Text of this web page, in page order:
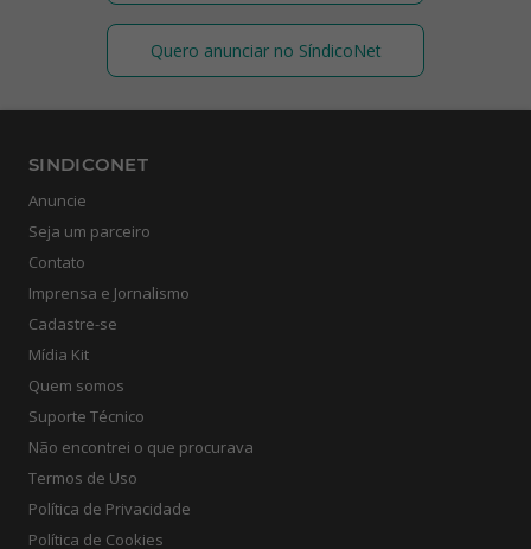
Quero anunciar no SíndicoNet
SINDICONET
Anuncie
Seja um parceiro
Contato
Imprensa e Jornalismo
Cadastre-se
Mídia Kit
Quem somos
Suporte Técnico
Não encontrei o que procurava
Termos de Uso
Política de Privacidade
Política de Cookies